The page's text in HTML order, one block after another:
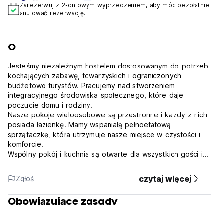
Zarezerwuj z 2-dniowym wyprzedzeniem, aby móc bezpłatnie
anulować rezerwację.
O
Jesteśmy niezależnym hostelem dostosowanym do potrzeb
kochających zabawę, towarzyskich i ograniczonych
budżetowo turystów. Pracujemy nad stworzeniem
integracyjnego środowiska społecznego, które daje
poczucie domu i rodziny.
Nasze pokoje wieloosobowe są przestronne i każdy z nich
posiada łazienkę. Mamy wspaniałą pełnoetatową
sprzątaczkę, która utrzymuje nasze miejsce w czystości i
komforcie.
Wspólny pokój i kuchnia są otwarte dla wszystkich gości i
podróżnikami.
Dodatkowo na parterze znajduje się bar, w którym można
poznać lokalną kulturę i miło spędzić czas.
Jesteśmy dostępni przez cały czas, aby pomóc Ci w
Zgłoś czytaj więcej
Obowiązujące zasady